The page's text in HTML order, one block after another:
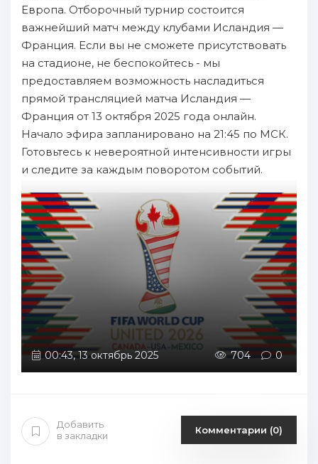
Европа. Отборочный турнир состоится
важнейший матч между клубами Исландия —
Франция. Если вы не сможете присутствовать
на стадионе, не беспокойтесь - мы
предоставляем возможность насладиться
прямой трансляцией матча Исландия —
Франция от 13 октября 2025 года онлайн.
Начало эфира запланировано на 21:45 по МСК.
Готовьтесь к невероятной интенсивности игры
и следите за каждым поворотом событий.
00:43, 13 октябрь 2025 704 0
Добавить
в закладки
Комментарии (0)